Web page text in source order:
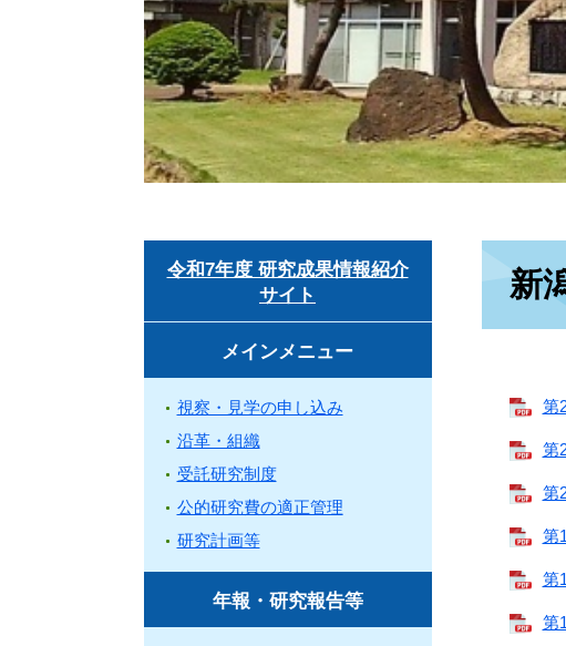
新
第
第
第
第
第
第
令和7年度 研究成果情報紹介
サイト
メインメニュー
視察・見学の申し込み
沿革・組織
受託研究制度
公的研究費の適正管理
研究計画等
年報・研究報告等